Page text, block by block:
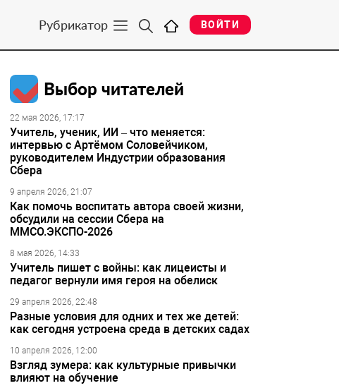
Рубрикатор ВОЙТИ
Выбор читателей
22 мая 2026, 17:17
Учитель, ученик, ИИ – что меняется:
интервью с Артёмом Соловейчиком,
руководителем Индустрии образования
Сбера
9 апреля 2026, 21:07
Как помочь воспитать автора своей жизни,
обсудили на сессии Сбера на
ММСО.ЭКСПО-2026
8 мая 2026, 14:33
Учитель пишет с войны: как лицеисты и
педагог вернули имя героя на обелиск
29 апреля 2026, 22:48
Разные условия для одних и тех же детей:
как сегодня устроена среда в детских садах
10 апреля 2026, 12:00
Взгляд зумера: как культурные привычки
влияют на обучение